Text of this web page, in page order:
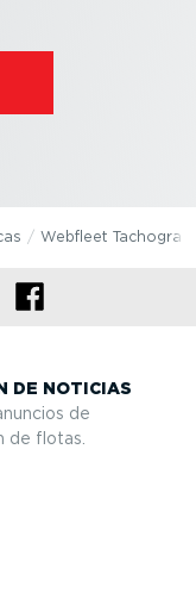
Webfleet
DE NOTICIAS
de
de flotas.